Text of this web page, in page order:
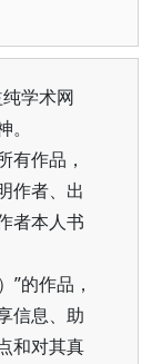
学术网
有作品，
作者、出
者本人书
”的作品，
信息、助
和对其真